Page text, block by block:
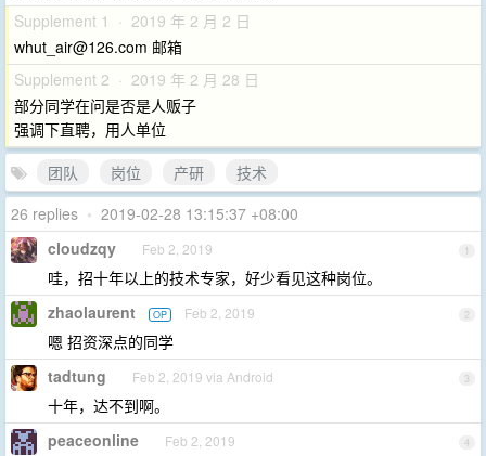
Supplement 1 · 2019 年 2 月 2 日
whut_air@126.com 邮箱
Supplement 2 · 2019 年 2 月 28 日
部分同学在问是否是人贩子
强调下直聘，用人单位
团队
岗位 产研
技术
26 replies • 2019-02-28 13:15:37 +08:00
1
cloudzqy Feb 2, 2019
哇，招十年以上的技术专家，好少看见这种岗位。
2
zhaolaurent OP Feb 2, 2019
嗯 招资深点的同学
3
tadtung Feb 2, 2019 via Android
十年，达不到啊。
4
peaceonline Feb 2, 2019